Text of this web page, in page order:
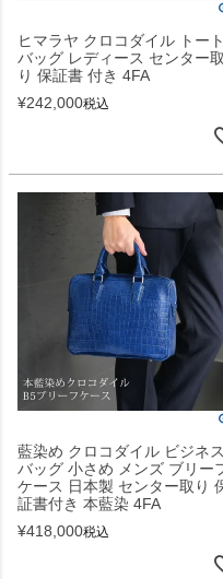
ヒマラヤ クロコダイル トート
バッグ レディース センター取
り 保証書 付き 4FA
¥242,000税込
藍染め クロコダイル ビジネス
バッグ 小さめ メンズ ブリー
ケース 日本製 センター取り
証書付き 本藍染 4FA
¥418,000税込